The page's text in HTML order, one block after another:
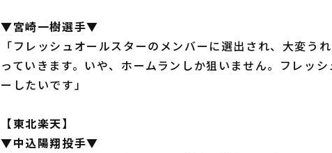
▼宮崎一樹選手▼
「フレッシュオールスターのメンバーに選出され、大変う
っていきます。いや、ホームランしか狙いません。フレッ
ーしたいです」
【東北楽天】
▼中込陽翔投手▼